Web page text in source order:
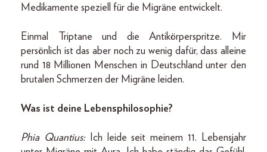
Medikamente speziell für die Migräne entwickelt.
Einmal Triptane und die Antikörperspritze. Mir
persönlich ist das aber noch zu wenig dafür, dass alleine
rund 18 Millionen Menschen in Deutschland unter den
brutalen Schmerzen der Migräne leiden.
Was ist deine Lebensphilosophie?
Phia Quantius:Ich leide seit meinem 11. Lebensjahr